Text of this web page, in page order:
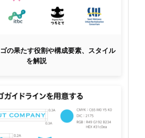
の果たす役割や構成要素、スタイル
を解説